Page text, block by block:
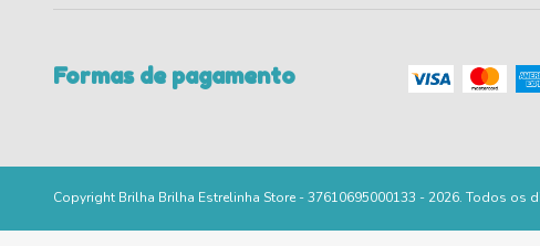
Formas de pagamento
Copyright Brilha Brilha Estrelinha Store - 37610695000133 - 2026. Todos os